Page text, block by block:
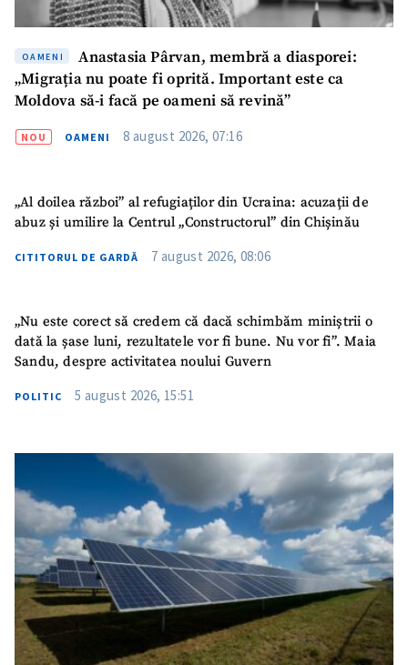
OAMENI
Anastasia Pârvan, membră a diasporei:
„Migrația nu poate fi oprită. Important este ca
Moldova să-i facă pe oameni să revină”
NOU OAMENI 8 august 2026, 07:16
„Al doilea război” al refugiaților din Ucraina: acuzații de
abuz și umilire la Centrul „Constructorul” din Chișinău
CITITORUL DE GARDĂ 7 august 2026, 08:06
„Nu este corect să credem că dacă schimbăm miniștrii o
dată la șase luni, rezultatele vor fi bune. Nu vor fi”. Maia
Sandu, despre activitatea noului Guvern
POLITIC 5 august 2026, 15:51
TRIMITE ȘTIREA